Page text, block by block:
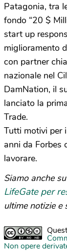
Patagonia, tra
fondo “20 $
start up
miglioramento
con partner
nazionale nel
DamNation, il
lanciato la
Trade.
Tutti motivi per
anni da Forbes
lavorare.
Siamo anche
LifeGate per
ultime notizie e
Non opere